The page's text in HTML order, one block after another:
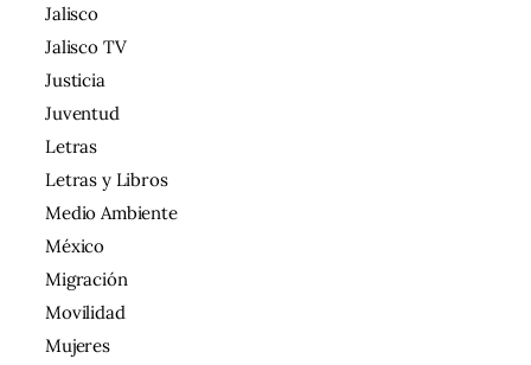
Jalisco
Jalisco TV
Justicia
Juventud
Letras
Letras y Libros
Medio Ambiente
México
Migración
Movilidad
Mujeres